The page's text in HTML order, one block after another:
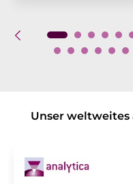
Unser weltweites